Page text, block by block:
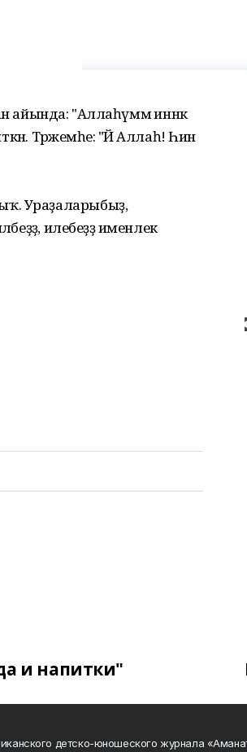
айында: "Аллаһүммә иннәкә
Тәржемәһе: "Йә Аллаһ! Һин
Ураҙаларыбыҙ,
илебеҙҙә именлек
и напитки"
детско-юношеского журнала